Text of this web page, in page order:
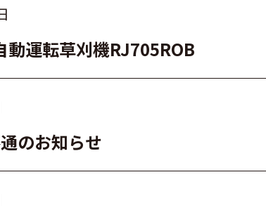
運転草刈機RJ705ROB
のお知らせ